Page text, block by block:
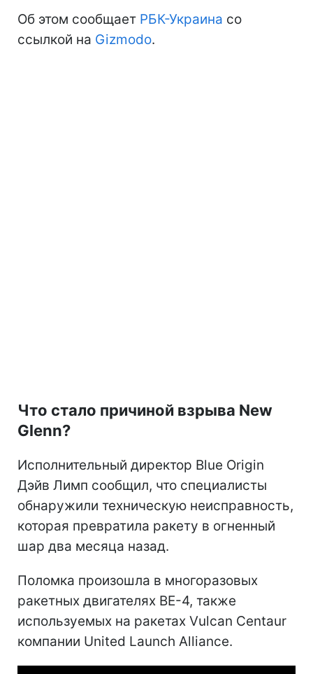
Об этом сообщает РБК-Украина со
ссылкой на Gizmodo.
Что стало причиной взрыва New
Glenn?
Исполнительный директор Blue Origin
Дэйв Лимп сообщил, что специалисты
обнаружили техническую неисправность,
которая превратила ракету в огненный
шар два месяца назад.
Поломка произошла в многоразовых
ракетных двигателях BE-4, также
используемых на ракетах Vulcan Centaur
компании United Launch Alliance.